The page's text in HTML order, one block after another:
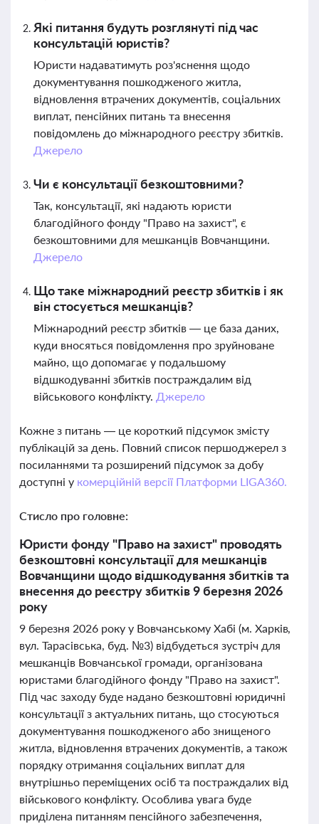
Які питання будуть розглянуті під час
консультацій юристів?
Юристи надаватимуть роз'яснення щодо
документування пошкодженого житла,
відновлення втрачених документів, соціальних
виплат, пенсійних питань та внесення
повідомлень до міжнародного реєстру збитків.
Джерело
Чи є консультації безкоштовними?
Так, консультації, які надають юристи
благодійного фонду "Право на захист", є
безкоштовними для мешканців Вовчанщини.
Джерело
Що таке міжнародний реєстр збитків і як
він стосується мешканців?
Міжнародний реєстр збитків — це база даних,
куди вносяться повідомлення про зруйноване
майно, що допомагає у подальшому
відшкодуванні збитків постраждалим від
військового конфлікту. Джерело
Кожне з питань — це короткий підсумок змісту
публікацій за день. Повний список першоджерел з
посиланнями та розширений підсумок за добу
доступні у комерційній версії Платформи LIGA360.
Стисло про головне:
Юристи фонду "Право на захист" проводять
безкоштовні консультації для мешканців
Вовчанщини щодо відшкодування збитків та
внесення до реєстру збитків 9 березня 2026
року
9 березня 2026 року у Вовчанському Хабі (м. Харків,
вул. Тарасівська, буд. №3) відбудеться зустріч для
мешканців Вовчанської громади, організована
юристами благодійного фонду "Право на захист".
Під час заходу буде надано безкоштовні юридичні
консультації з актуальних питань, що стосуються
документування пошкодженого або знищеного
житла, відновлення втрачених документів, а також
порядку отримання соціальних виплат для
внутрішньо переміщених осіб та постраждалих від
військового конфлікту. Особлива увага буде
приділена питанням пенсійного забезпечення,